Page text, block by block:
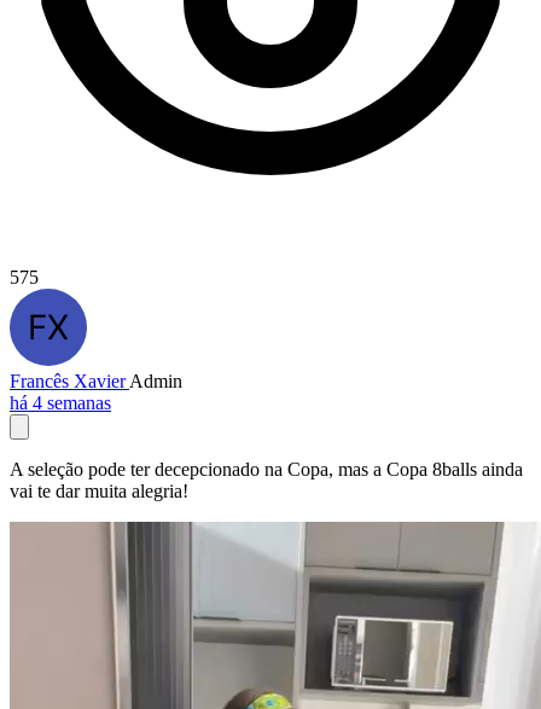
575
Francês XavierAdmin
há 4 semanas
A seleção pode ter decepcionado na Copa, mas a Copa 8balls ainda
vai te dar muita alegria!